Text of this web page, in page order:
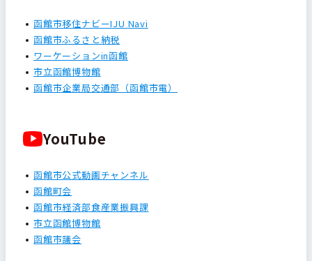
函館市移住ナビーIJU Navi
函館市ふるさと納税
ワーケーションin函館
市立函館博物館
函館市企業局交通部（函館市電）
YouTube
函館市公式動画チャンネル
函館町会
函館市経済部食産業振興課
市立函館博物館
函館市議会